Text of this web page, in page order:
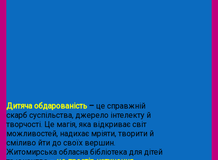
Дитяча обдарованість – це справжній
скарб суспільства, джерело інтелекту й
творчості. Це магія, яка відкриває світ
можливостей, надихає мріяти, творити й
сміливо йти до своїх вершин.
Житомирська обласна бібліотека для дітей